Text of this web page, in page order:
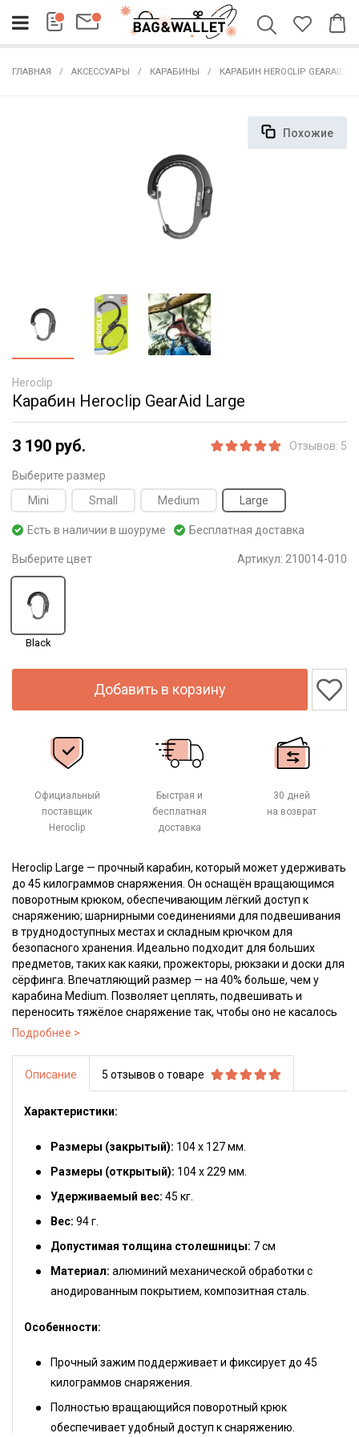
ГЛАВНАЯ АКСЕССУАРЫ КАРАБИНЫ КАРАБИН HEROCLIP GEARAID
Похожие
Heroclip
Карабин Heroclip GearAid Large
3 190 руб. Отзывов: 5
Выберите размер
Large
Medium
Small
Mini
Есть в наличии в шоуруме Бесплатная доставка
Выберите цвет Артикул: 210014-010
Black
Добавить в корзину
Официальный
поставщик
Heroclip
Быстрая и
бесплатная
доставка
30 дней
на возврат
Heroclip Large — прочный карабин, который может удерживать
до 45 килограммов снаряжения. Он оснащён вращающимся
поворотным крюком, обеспечивающим лёгкий доступ к
снаряжению; шарнирными соединениями для подвешивания
в труднодоступных местах и складным крючком для
безопасного хранения. Идеально подходит для больших
предметов, таких как каяки, прожекторы, рюкзаки и доски для
сёрфинга. Впечатляющий размер — на 40% больше, чем у
карабина Medium. Позволяет цеплять, подвешивать и
переносить тяжёлое снаряжение так, чтобы оно не касалось
земли.
Описание 5 отзывов о товаре
Характеристики:
Размеры (закрытый): 104 х 127 мм.
Размеры (открытый): 104 х 229 мм.
Удерживаемый вес: 45 кг.
Вес: 94 г.
Допустимая толщина столешницы: 7 см
Материал: алюминий механической обработки с
анодированным покрытием, композитная сталь.
Особенности:
Прочный зажим поддерживает и фиксирует до 45
килограммов снаряжения.
Полностью вращающийся поворотный крюк
обеспечивает удобный доступ к снаряжению.